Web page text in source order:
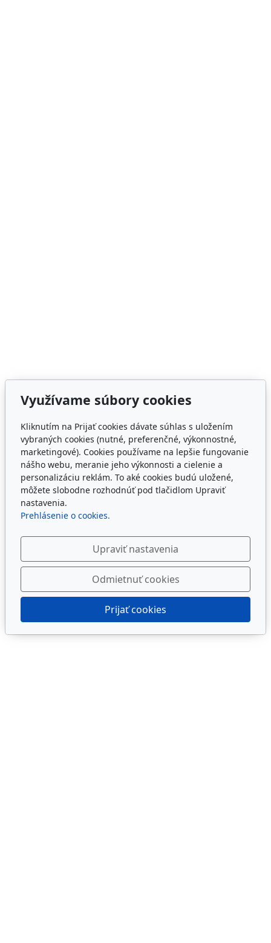
Využívame súbory cookies
Kliknutím na Prijať cookies dávate súhlas s uložením
vybraných cookies (nutné, preferenčné, výkonnostné,
marketingové). Cookies používame na lepšie fungovanie
nášho webu, meranie jeho výkonnosti a cielenie a
personalizáciu reklám. To aké cookies budú uložené,
môžete slobodne rozhodnúť pod tlačidlom Upraviť
nastavenia.
Prehlásenie o cookies.
Upraviť nastavenia
Odmietnuť cookies
Prijať cookies